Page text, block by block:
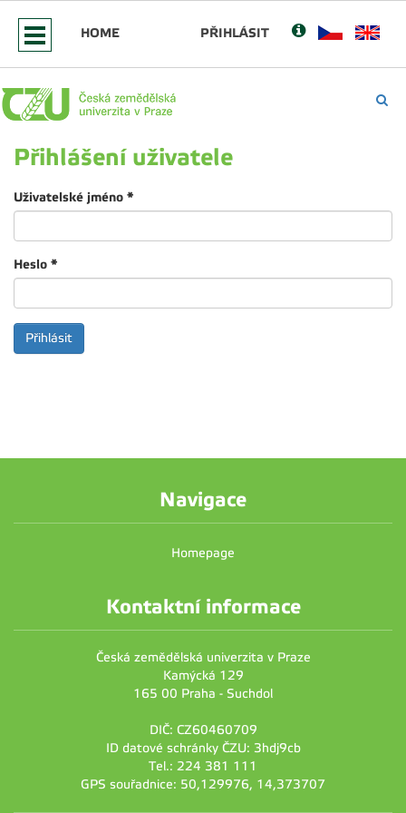
HOME PŘIHLÁSIT
Přihlášení uživatele
Uživatelské jméno *
Heslo *
Navigace
Homepage
Kontaktní informace
Česká zemědělská univerzita v Praze
Kamýcká 129
165 00 Praha - Suchdol
DIČ: CZ60460709
ID datové schránky ČZU: 3hdj9cb
Tel.: 224 381 111
GPS souřadnice: 50,129976, 14,373707